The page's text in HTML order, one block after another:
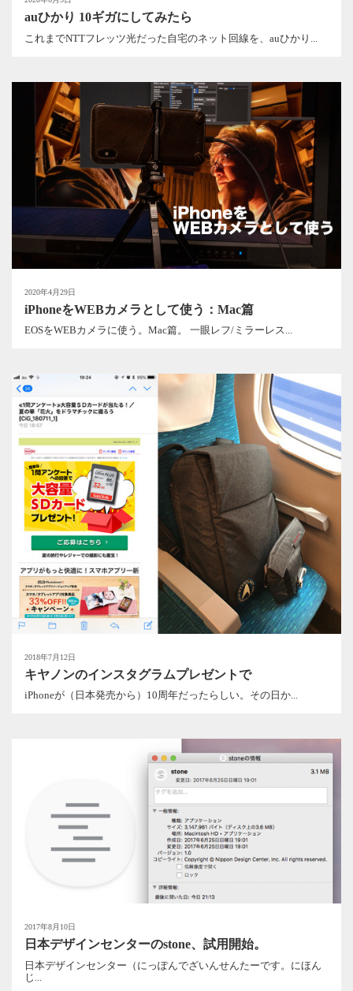
auひかり 10ギガにしてみたら
これまでNTTフレッツ光だった自宅のネット回線を、auひかり...
2020年4月29日
iPhoneをWEBカメラとして使う：Mac篇
EOSをWEBカメラに使う。Mac篇。 一眼レフ/ミラーレス...
2018年7月12日
キヤノンのインスタグラムプレゼントで
iPhoneが（日本発売から）10周年だったらしい。その日か...
2017年8月10日
日本デザインセンターのstone、試用開始。
日本デザインセンター（にっぽんでざいんせんたーです。にほん
じ...